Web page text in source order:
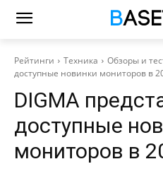
Рейтинги Техника Обзоры и
доступные новинки мониторов в
DIGMA
доступные
мониторов в